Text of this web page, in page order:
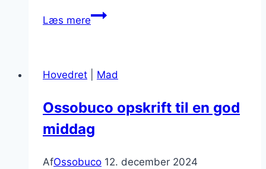
Læs mereItaliensk
med
Hovedret Mad
Ossobuco opskrift til en god
middag
AfOssobuco 12. december 2024